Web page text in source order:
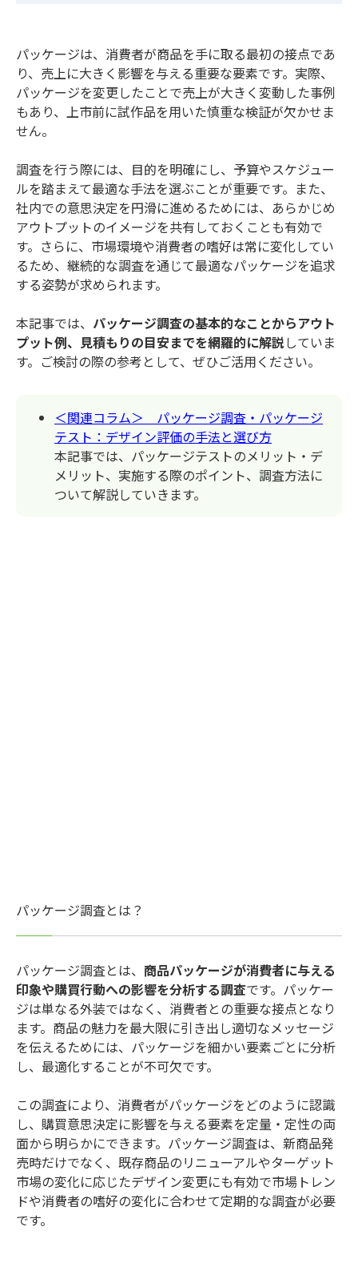
パッケージは、消費者が商品を手に取る最初の接点であ
り、売上に大きく影響を与える重要な要素です。実際、
パッケージを変更したことで売上が大きく変動した事例
もあり、上市前に試作品を用いた慎重な検証が欠かせま
せん。
調査を行う際には、目的を明確にし、予算やスケジュー
ルを踏まえて最適な手法を選ぶことが重要です。また、
社内での意思決定を円滑に進めるためには、あらかじめ
アウトプットのイメージを共有しておくことも有効で
す。さらに、市場環境や消費者の嗜好は常に変化してい
るため、継続的な調査を通じて最適なパッケージを追求
する姿勢が求められます。
本記事では、 パッケージ調査の基本的なことからアウト
プット例、見積もりの目安までを網羅的に解説していま
す。ご検討の際の参考として、ぜひご活用ください。
＜関連コラム＞ パッケージ調査・パッケージ
テスト：デザイン評価の手法と選び方
本記事では、パッケージテストのメリット・デ
メリット、実施する際のポイント、調査方法に
ついて解説していきます。
パッケージ調査とは？
パッケージ調査とは、 商品パッケージが消費者に与える
印象や購買行動への影響を分析する調査です。パッケー
ジは単なる外装ではなく、消費者との重要な接点となり
ます。商品の魅力を最大限に引き出し適切なメッセージ
を伝えるためには、パッケージを細かい要素ごとに分析
し、最適化することが不可欠です。
この調査により、消費者がパッケージをどのように認識
し、購買意思決定に影響を与える要素を定量・定性の両
面から明らかにできます。パッケージ調査は、新商品発
売時だけでなく、既存商品のリニューアルやターゲット
市場の変化に応じたデザイン変更にも有効で市場トレン
ドや消費者の嗜好の変化に合わせて定期的な調査が必要
です。